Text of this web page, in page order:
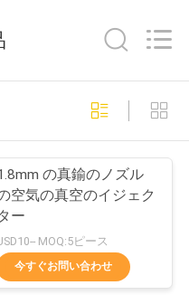
作動さ
弁
32
30
の真鍮のノズル
空気の真空のイジェク
ー
MOQ:5ピース
今すぐお問い合わせ